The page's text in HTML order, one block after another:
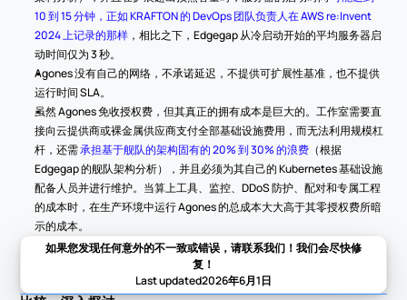
10 到 15 分钟，正如 KRAFTON 的 DevOps 团队负责人在 AWS re:Invent
2024 上记录的那样 ，相比之下，Edgegap 从冷启动开始的平均服务器启
动时间仅为 3 秒。
Agones 没有自己的网络，不承诺延迟，不提供可扩展性基准，也不提供
运行时间 SLA。
虽然 Agones 免收授权费，但其真正的拥有成本是巨大的。工作室需要直
接向云提供商或裸金属供应商支付全部基础设施费用，而无法利用规模杠
杆，还需 承担基于舰队的架构固有的 20% 到 30% 的浪费 （根据
Edgegap 的舰队架构分析），并且必须为其自己的 Kubernetes 基础设施
配备人员并进行维护。当算上工具、监控、DDoS 防护、配对和专属工程
的成本时，在生产环境中运行 Agones 的总成本大大高于其零授权费所暗
示的成本。
如果您发现任何意外的不一致或错误，请联系我们！我们会尽快修
复！
Last updated2026年6月1日